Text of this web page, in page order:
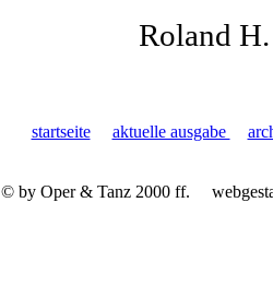
Roland
startseite aktuelle ausgabe
© by Oper & Tanz 2000 ff.